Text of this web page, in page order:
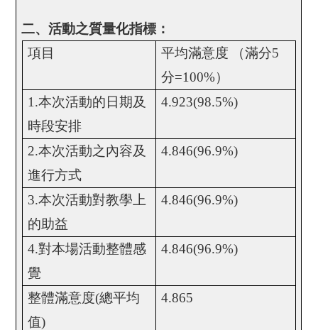
二、活動之質量化指標：
項目
平均滿意度 （滿分5
分=100%）
1.本次活動的日期及
時段安排
4.923(98.5%)
2.本次活動之內容及
進行方式
4.846(96.9%)
3.本次活動對教學上
的助益
4.846(96.9%)
4.對本場活動整體感
覺
4.846(96.9%)
整體滿意度(總平均
值)
4.865